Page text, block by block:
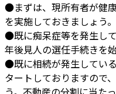
●まずは、現所有者が健
を実施しておきましょう。
●既に痴呆症等を発生し
年後見人の選任手続きを
●既に相続が発生してい
タートしておりますので